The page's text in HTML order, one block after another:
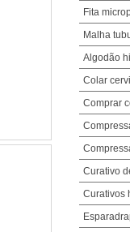
Fita
Malha
Algodão
Colar
Comprar
Curativo
Curativos